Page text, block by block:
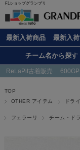
F1ショップグランプリ
最新入荷商品 最新入
チーム名から探す
ReLaPit古着販売
TOP
OTHER アイテム
ドラ
フェラーリ チーム・ド